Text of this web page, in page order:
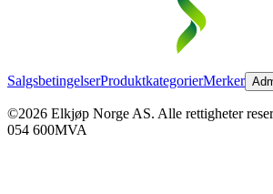
SalgsbetingelserProduktkategorierMerker
©2026 Elkjøp Norge AS. Alle rettigheter
054 600MVA